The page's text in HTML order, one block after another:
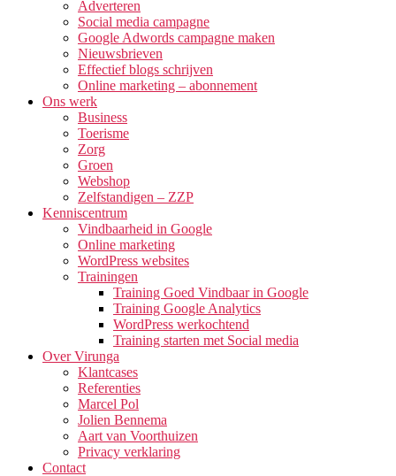
Adverteren
Social media campagne
Google Adwords campagne maken
Nieuwsbrieven
Effectief blogs schrijven
Online marketing – abonnement
Ons werk
Business
Toerisme
Zorg
Groen
Webshop
Zelfstandigen – ZZP
Kenniscentrum
Vindbaarheid in Google
Online marketing
WordPress websites
Trainingen
Training Goed Vindbaar in Google
Training Google Analytics
WordPress werkochtend
Training starten met Social media
Over Virunga
Klantcases
Referenties
Marcel Pol
Jolien Bennema
Aart van Voorthuizen
Privacy verklaring
Contact